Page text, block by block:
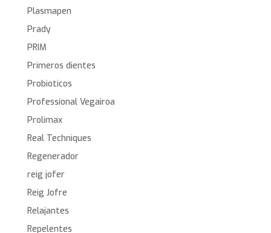
Plasmapen
Prady
PRIM
Primeros dientes
Probioticos
Professional Vegairoa
Prolimax
Real Techniques
Regenerador
reig jofer
Reig Jofre
Relajantes
Repelentes